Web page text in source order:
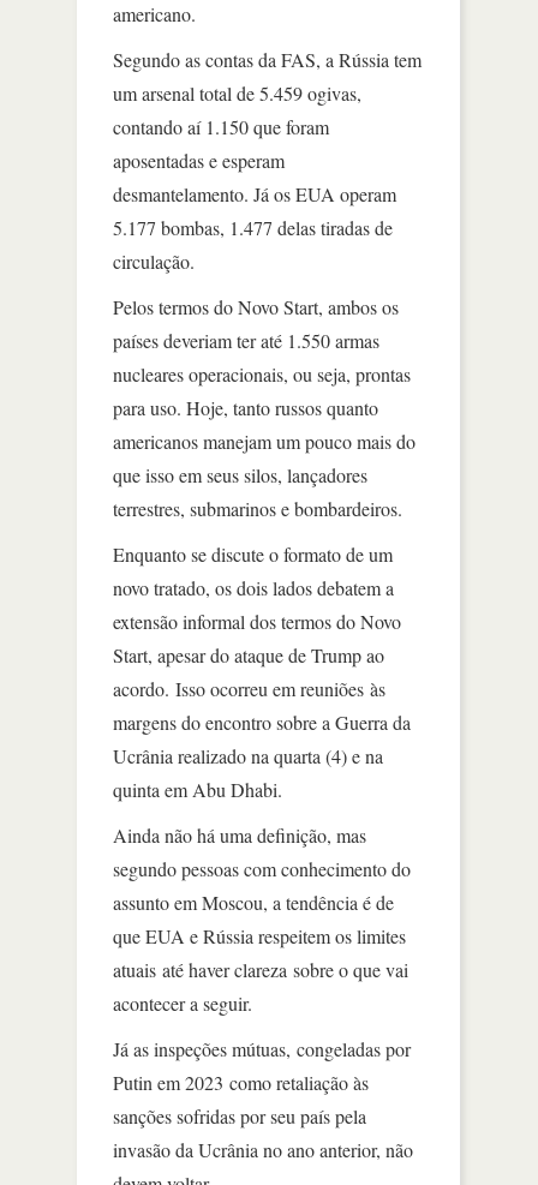
americano.
Segundo as contas da FAS, a Rússia tem
um arsenal total de 5.459 ogivas,
contando aí 1.150 que foram
aposentadas e esperam
desmantelamento. Já os EUA operam
5.177 bombas, 1.477 delas tiradas de
circulação.
Pelos termos do Novo Start, ambos os
países deveriam ter até 1.550 armas
nucleares operacionais, ou seja, prontas
para uso. Hoje, tanto russos quanto
americanos manejam um pouco mais do
que isso em seus silos, lançadores
terrestres, submarinos e bombardeiros.
Enquanto se discute o formato de um
novo tratado, os dois lados debatem a
extensão informal dos termos do Novo
Start, apesar do ataque de Trump ao
acordo. Isso ocorreu em reuniões às
margens do encontro sobre a Guerra da
Ucrânia realizado na quarta (4) e na
quinta em Abu Dhabi.
Ainda não há uma definição, mas
segundo pessoas com conhecimento do
assunto em Moscou, a tendência é de
que EUA e Rússia respeitem os limites
atuais até haver clareza sobre o que vai
acontecer a seguir.
Já as inspeções mútuas, congeladas por
Putin em 2023 como retaliação às
sanções sofridas por seu país pela
invasão da Ucrânia no ano anterior, não